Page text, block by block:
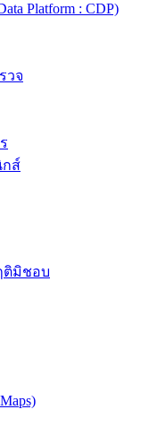
Platform : CDP)
วจ
กส์
ติมิชอบ